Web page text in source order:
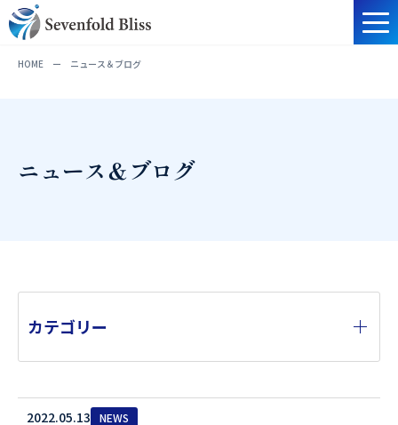
HOME ー ニュース＆ブログ
ニュース＆ブログ
カテゴリー
2022.05.13 NEWS